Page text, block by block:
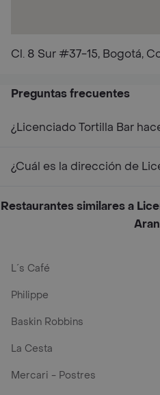
Cl. 8 Sur #37-15, Bogotá,
Preguntas frecuentes
¿Licenciado Tortilla Bar
¿Cuál es la dirección de
Restaurantes similares a
L´s Café
Philippe
Baskin Robbins
La Cesta
Mercari - Postres